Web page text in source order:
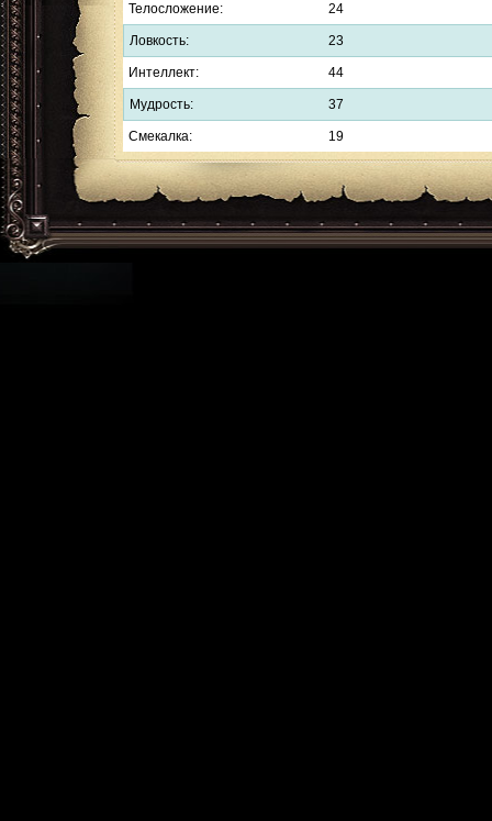
Телосложение: 24
Ловкость: 23
Интеллект: 44
Мудрость: 37
Смекалка: 19